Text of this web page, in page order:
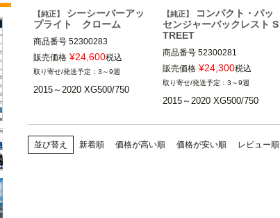
【純正】
シーシーバーアッ
プライト クローム
商品番号 52300283
※XG750Aは不可
販売価格 ¥24,600税込
3～9週
2015～2020 XG500/750
【純正】
コンパクト・パッ
センジャーバックレスト S
TREET
商品番号 52300281
※52300283、52300307装着
Harley Davidson（ハーレー ダ
ビッドソン）
販売価格 ¥24,300税込
3～9週
2015～2020 XG500/750
並び替え 新着順 価格が高い順 価格が安い順 レビュー順